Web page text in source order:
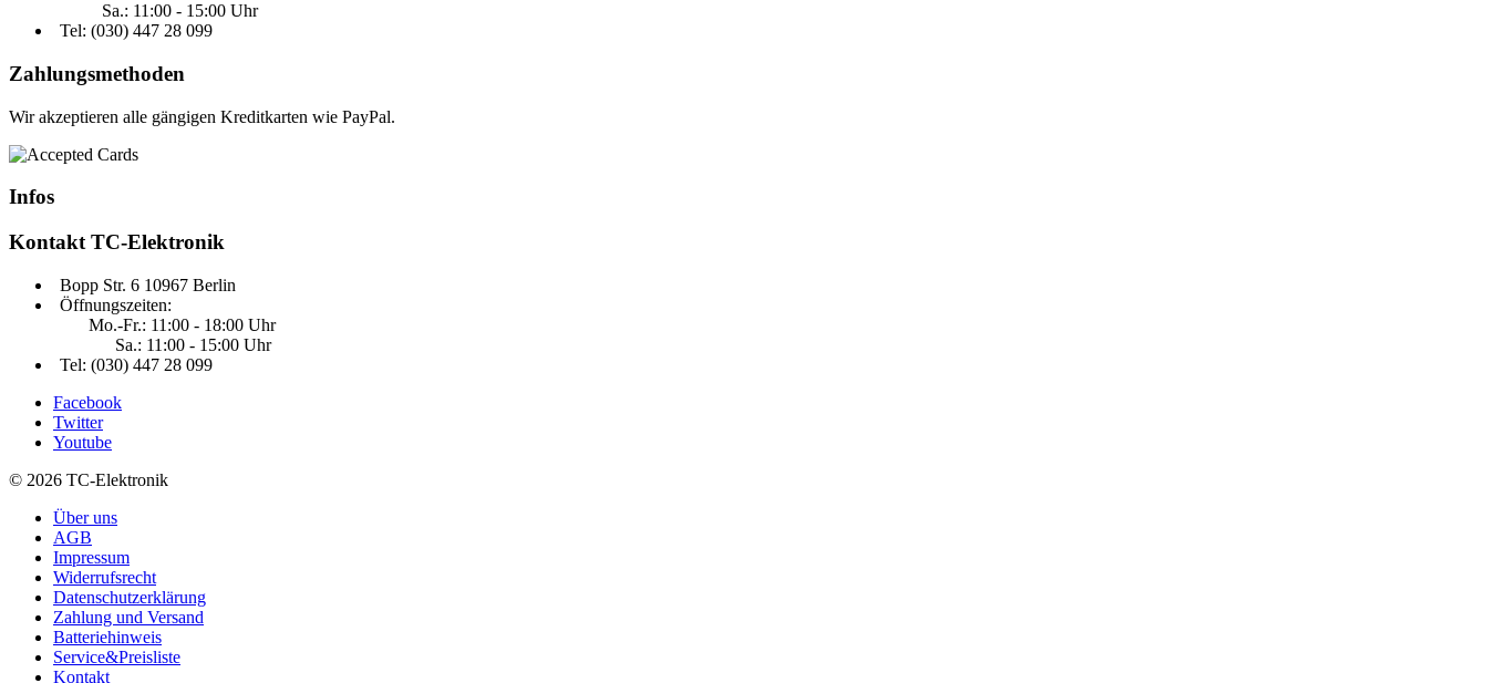
Sa.: 11:00 - 15:00 Uhr
Tel: (030) 447 28 099
Zahlungsmethoden
Wir akzeptieren alle gängigen Kreditkarten wie PayPal.
Infos
Kontakt TC-Elektronik
Bopp Str. 6 10967 Berlin
Öffnungszeiten:
Mo.-Fr.: 11:00 - 18:00 Uhr
Sa.: 11:00 - 15:00 Uhr
Tel: (030) 447 28 099
Facebook
Twitter
Youtube
© 2026 TC-Elektronik
Über uns
AGB
Impressum
Widerrufsrecht
Datenschutzerklärung
Zahlung und Versand
Batteriehinweis
Service&Preisliste
Kontakt